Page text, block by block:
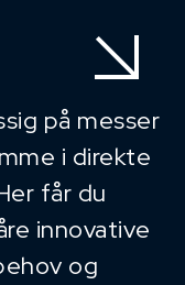
på messer
i direkte
får du
innovative
og